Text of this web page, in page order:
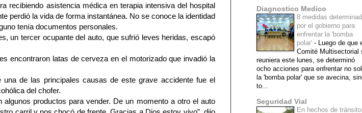
recibiendo asistencia médica en terapia intensiva del hospital
perdió la vida de forma instantánea. No se conoce la identidad
tenía documentos personales.
un tercer ocupante del auto, que sufrió leves heridas, escapó
encontraron latas de cerveza en el motorizado que invadió la
una de las principales causas de este grave accidente fue el
del chofer.
algunos productos para vender. De un momento a otro el auto
Diagnostico Medico
8 medidas
por el gobierno para
enfrentar la 'bomba
polar' - Luego de que
Comité Multisectorial
reuniera este lunes, se determinó
ocho acciones para enfrentar no
la 'bomba polar' que se avecina,
to...
Seguridad Vial
En hechos de tránsito